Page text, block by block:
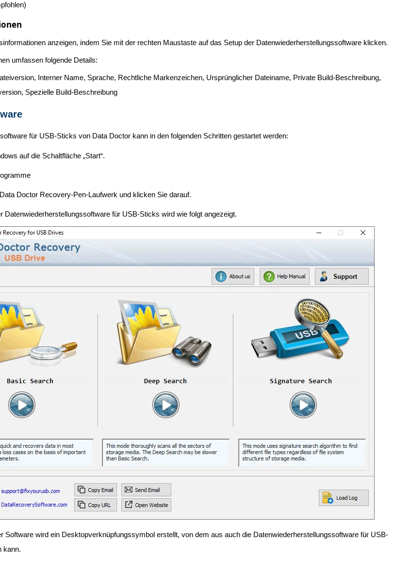
anzeigen, indem Sie mit der rechten Maustaste auf das Setup der Datenwiederherstellungssoftware klicken.
umfassen folgende Details:
Interner Name, Sprache, Rechtliche Markenzeichen, Ursprünglicher Dateiname, Private Build-Beschreibung,
Spezielle Build-Beschreibung
für USB-Sticks von Data Doctor kann in den folgenden Schritten gestartet werden:
auf die Schaltfläche „Start“.
Doctor Recovery-Pen-Laufwerk und klicken Sie darauf.
Datenwiederherstellungssoftware für USB-Sticks wird wie folgt angezeigt.
Software wird ein Desktopverknüpfungssymbol erstellt, von dem aus auch die Datenwiederherstellungssoftware für USB-
kann.